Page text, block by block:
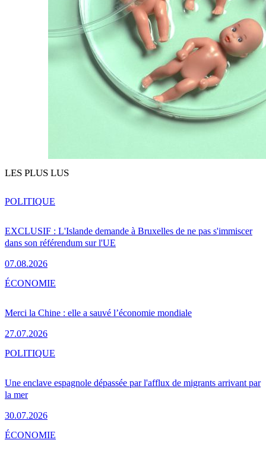
LES PLUS LUS
EXCLUSIF : L'Islande demande à Bruxelles de ne pas s'immiscer
dans son référendum sur l'UE
07.08.2026
POLITIQUE
Merci la Chine : elle a sauvé l’économie mondiale
27.07.2026
ÉCONOMIE
Une enclave espagnole dépassée par l'afflux de migrants arrivant par
la mer
30.07.2026
POLITIQUE
ÉCONOMIE